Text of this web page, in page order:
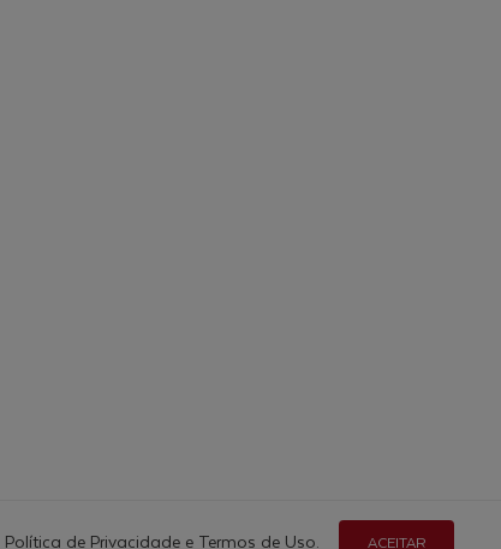
Política de Privacidadee Termos de Uso. ACEITAR